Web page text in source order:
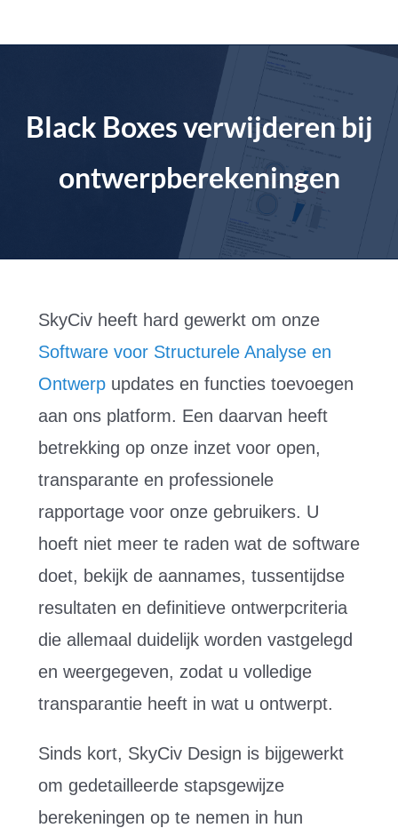
Black Boxes verwijderen bij
ontwerpberekeningen
SkyCiv heeft hard gewerkt om onze
Software voor Structurele Analyse en
Ontwerpupdates en functies toevoegen
aan ons platform. Een daarvan heeft
betrekking op onze inzet voor open,
transparante en professionele
rapportage voor onze gebruikers. U
hoeft niet meer te raden wat de software
doet, bekijk de aannames, tussentijdse
resultaten en definitieve ontwerpcriteria
die allemaal duidelijk worden vastgelegd
en weergegeven, zodat u volledige
transparantie heeft in wat u ontwerpt.
Sinds kort, SkyCiv Design is bijgewerkt
om gedetailleerde stapsgewijze
berekeningen op te nemen in hun